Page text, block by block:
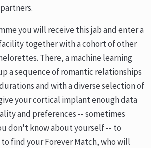
you will receive this jab and enter a
together with a cohort of other
There, a machine learning
a sequence of romantic relationships
and with a diverse selection of
your cortical implant enough data
and preferences -- sometimes
don't know about yourself -- to
find your Forever Match, who will